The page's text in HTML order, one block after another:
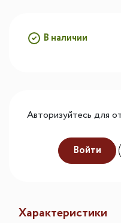
В наличии
Авторизуйтесь для
Войти
Характеристики